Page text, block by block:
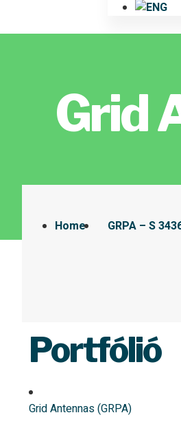
Grid
Home GRPA – S
Portfólió
Grid Antennas (GRPA)